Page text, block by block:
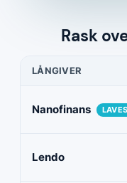
Rask
LÅNGIVER
Nanofinans
Lendo